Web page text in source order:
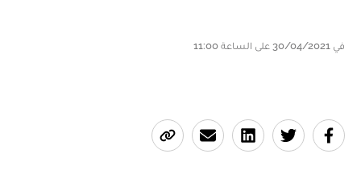
في 30/04/2021 على الساعة 11:00